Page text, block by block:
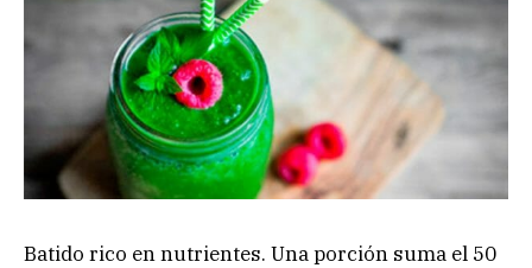
Batido rico en nutrientes. Una porción suma el 50